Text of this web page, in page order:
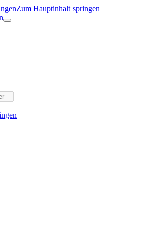
Zum Hauptinhalt springen